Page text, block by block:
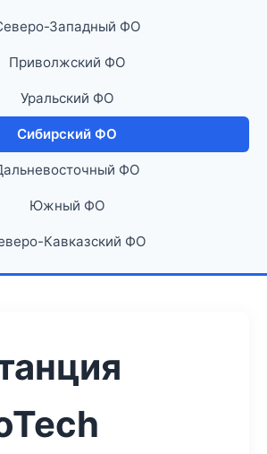
Западный ФО
Приволжский ФО
Уральский ФО
Сибирский ФО
ФО
Южный ФО
Кавказский ФО